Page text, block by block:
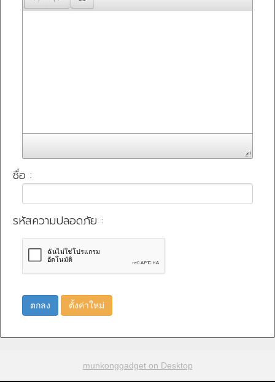
ชื่อ :
รหัสความปลอดภัย :
ตกลง ตั้งค่าใหม่
munkonggadget on Desktop